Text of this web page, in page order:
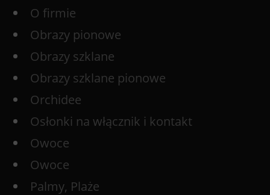
O firmie
Obrazy pionowe
Obrazy szklane
Obrazy szklane pionowe
Orchidee
Osłonki na włącznik i kontakt
Owoce
Owoce
Palmy, Plaże